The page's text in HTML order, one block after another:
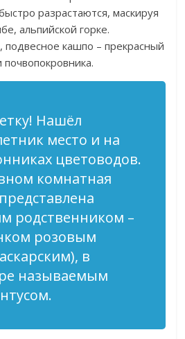
разрастаются, маскируя
альпийской горке.
подвесное кашпо – прекрасный
Нашёл
место и на
цветоводов.
комнатная
родственником –
розовым
в
называемым